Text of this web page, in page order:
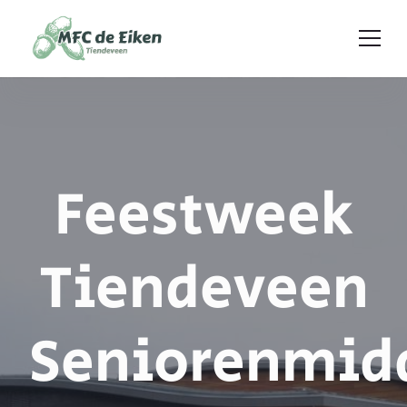
Ga naar de inhoud
Feestweek
Tiendeveen